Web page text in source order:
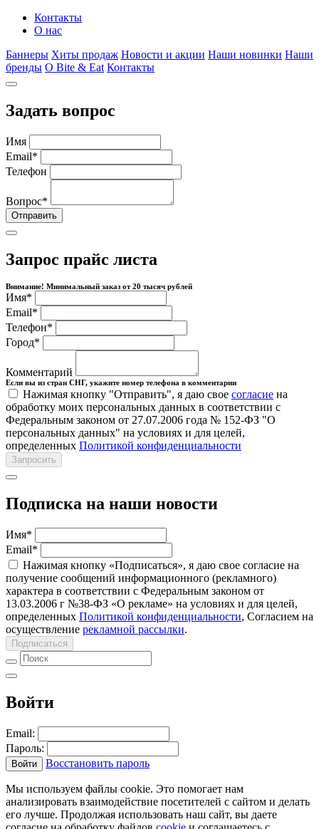
Контакты
О нас
Баннеры Хиты продаж Новости и акции Наши новинки Наши
бренды О Bite & Eat Контакты
Задать вопрос
Имя
Email*
Телефон
Вопрос*
Отправить
Запрос прайс листа
Внимание! Минимальный заказ от 20 тысяч рублей
Имя*
Email*
Телефон*
Город*
Комментарий
Если вы из стран СНГ, укажите номер телефона в комментарии
Нажимая кнопку "Отправить", я даю свое согласие на
обработку моих персональных данных в соответствии с
Федеральным законом от 27.07.2006 года № 152-ФЗ "О
персональных данных" на условиях и для целей,
определенных Политикой конфиденциальности
Запросить
Подписка на наши новости
Имя*
Email*
Нажимая кнопку «Подписаться», я даю свое согласие на
получение сообщений информационного (рекламного)
характера в соответствии с Федеральным законом от
13.03.2006 г №38-ФЗ «О рекламе» на условиях и для целей,
определенных Политикой конфиденциальности, Согласием на
осуществление рекламной рассылки.
Подписаться
Войти
Email:
Пароль:
Войти Восстановить пароль
Мы используем файлы cookie. Это помогает нам
анализировать взаимодействие посетителей с сайтом и делать
его лучше. Продолжая использовать наш сайт, вы даете